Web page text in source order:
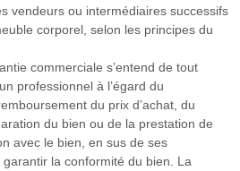
vendeurs ou intermédiaires successifs
corporel, selon les principes du
commerciale s’entend de tout
professionnel à l’égard du
du prix d’achat, du
du bien ou de la prestation de
avec le bien, en sus de ses
la conformité du bien. La